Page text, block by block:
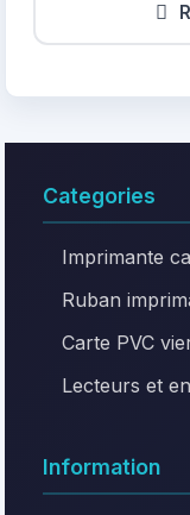
Categories
Imprimante
Ruban
Carte PVC
Lecteurs et
Information